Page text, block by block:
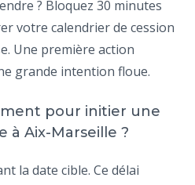
? Bloquez 30 minutes
votre calendrier de cession
Une première action
grande intention floue.
pour initier une
à Aix-Marseille ?
la date cible. Ce délai